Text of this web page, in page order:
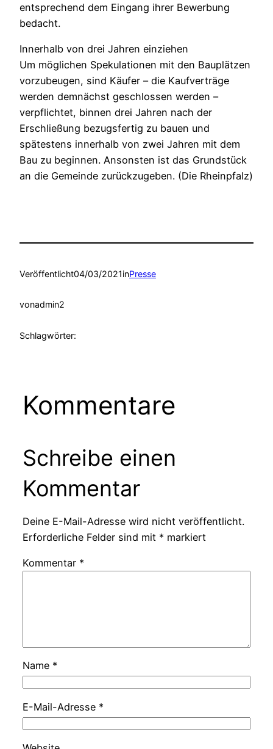
entsprechend dem Eingang ihrer Bewerbung
bedacht.
Innerhalb von drei Jahren einziehen
Um möglichen Spekulationen mit den Bauplätzen
vorzubeugen, sind Käufer – die Kaufverträge
werden demnächst geschlossen werden –
verpflichtet, binnen drei Jahren nach der
Erschließung bezugsfertig zu bauen und
spätestens innerhalb von zwei Jahren mit dem
Bau zu beginnen. Ansonsten ist das Grundstück
an die Gemeinde zurückzugeben. (Die Rheinpfalz)
Veröffentlicht04/03/2021inPresse
vonadmin2
Schlagwörter:
Kommentare
Schreibe einen
Kommentar
Deine E-Mail-Adresse wird nicht veröffentlicht.
Erforderliche Felder sind mit * markiert
Kommentar *
Name *
E-Mail-Adresse *